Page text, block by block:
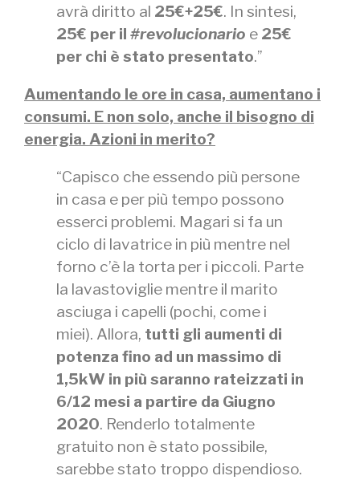
avrà diritto al 25€+25€. In sintesi,
25€ per il #revolucionario e 25€
per chi è stato presentato.”
Aumentando le ore in casa, aumentano i
consumi. E non solo, anche il bisogno di
energia. Azioni in merito?
“Capisco che essendo più persone
in casa e per più tempo possono
esserci problemi. Magari si fa un
ciclo di lavatrice in più mentre nel
forno c’è la torta per i piccoli. Parte
la lavastoviglie mentre il marito
asciuga i capelli (pochi, come i
miei). Allora, tutti gli aumenti di
potenza fino ad un massimo di
1,5kW in più saranno rateizzati in
6/12 mesi a partire da Giugno
2020. Renderlo totalmente
gratuito non è stato possibile,
sarebbe stato troppo dispendioso.